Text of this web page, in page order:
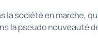
la société en marche,
la pseudo nouveauté